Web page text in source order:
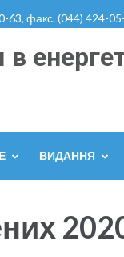
63, факс. (044) 424-
ВИДАННЯ